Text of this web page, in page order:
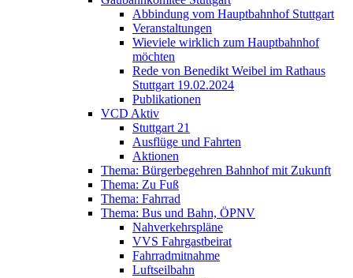
Abbindung vom Hauptbahnhof Stuttgart
Veranstaltungen
Wieviele wirklich zum Hauptbahnhof
möchten
Rede von Benedikt Weibel im Rathaus
Stuttgart 19.02.2024
Publikationen
VCD Aktiv
Stuttgart 21
Ausflüge und Fahrten
Aktionen
Thema: Bürgerbegehren Bahnhof mit Zukunft
Thema: Zu Fuß
Thema: Fahrrad
Thema: Bus und Bahn, ÖPNV
Nahverkehrspläne
VVS Fahrgastbeirat
Fahrradmitnahme
Luftseilbahn